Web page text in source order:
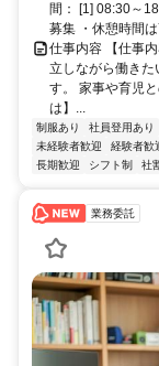
間： [1] 08:30～
募集 ・休憩時間
仕事内容 【仕事
立しながら働き
す。 家事や育児
は】...
制服あり 社員登用あり
未経験者歓迎
経験者歓
長期歓迎
シフト制 社
業務委託